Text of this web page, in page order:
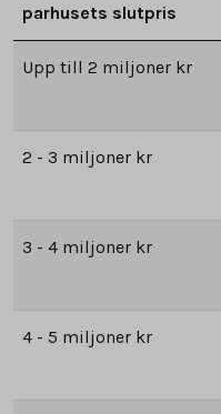
parhusets slutpris
Upp till 2 miljoner kr
2 - 3 miljoner kr
3 - 4 miljoner kr
4 - 5 miljoner kr